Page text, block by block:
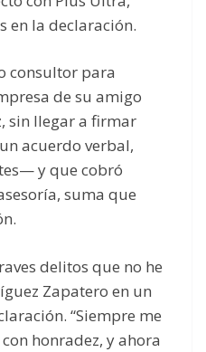
en la declaración.
consultor para
de su amigo
sin llegar a firmar
acuerdo verbal,
y que cobró
suma que
delitos que no he
Zapatero en un
“Siempre me
honradez, y ahora